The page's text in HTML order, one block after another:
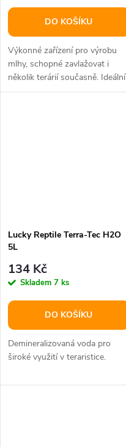
DO KOŠÍKU
Výkonné zařízení pro výrobu
mlhy, schopné zavlažovat i
několik terárií současně. Ideální
pro tropická vlhká terária.
Lucky Reptile Terra-Tec H2O
5L
134 Kč
Skladem 7 ks
DO KOŠÍKU
Demineralizovaná voda pro
široké využití v teraristice.